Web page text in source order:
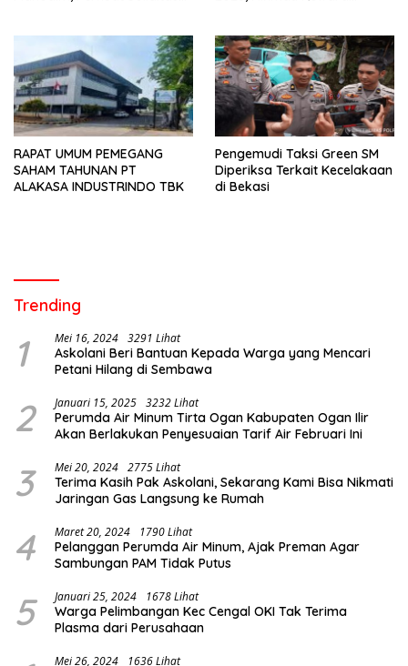
RAPAT UMUM PEMEGANG
SAHAM TAHUNAN PT
ALAKASA INDUSTRINDO TBK
Pengemudi Taksi Green SM
Diperiksa Terkait Kecelakaan
di Bekasi
Trending
1 Mei 16, 2024 3291 Lihat
Askolani Beri Bantuan Kepada Warga yang Mencari
Petani Hilang di Sembawa
2 Januari 15, 2025 3232 Lihat
Perumda Air Minum Tirta Ogan Kabupaten Ogan Ilir
Akan Berlakukan Penyesuaian Tarif Air Februari Ini
3 Mei 20, 2024 2775 Lihat
Terima Kasih Pak Askolani, Sekarang Kami Bisa Nikmati
Jaringan Gas Langsung ke Rumah
4 Maret 20, 2024 1790 Lihat
Pelanggan Perumda Air Minum, Ajak Preman Agar
Sambungan PAM Tidak Putus
5 Januari 25, 2024 1678 Lihat
Warga Pelimbangan Kec Cengal OKI Tak Terima
Plasma dari Perusahaan
Mei 26, 2024 1636 Lihat